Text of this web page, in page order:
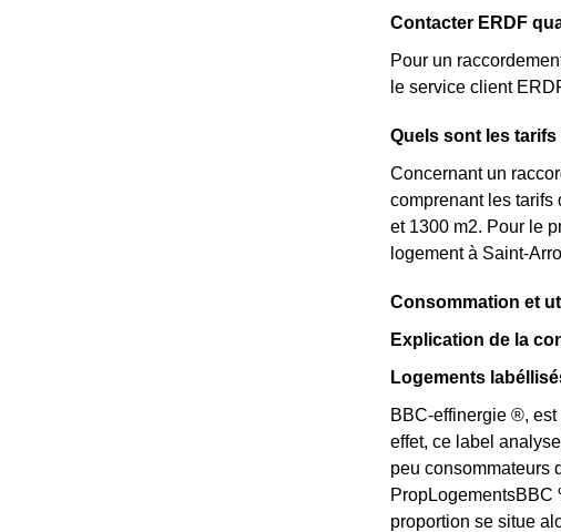
Contacter ERDF
Pour un
le service client
Quels sont les
Concernant un
comprenant les tarifs
et 1300 m2. Pour le
logement à Saint-
Consommation et
Explication de la
Logements
BBC-effinergie ®,
effet, ce label
peu consommateurs
PropLogementsBBC
proportion se situe